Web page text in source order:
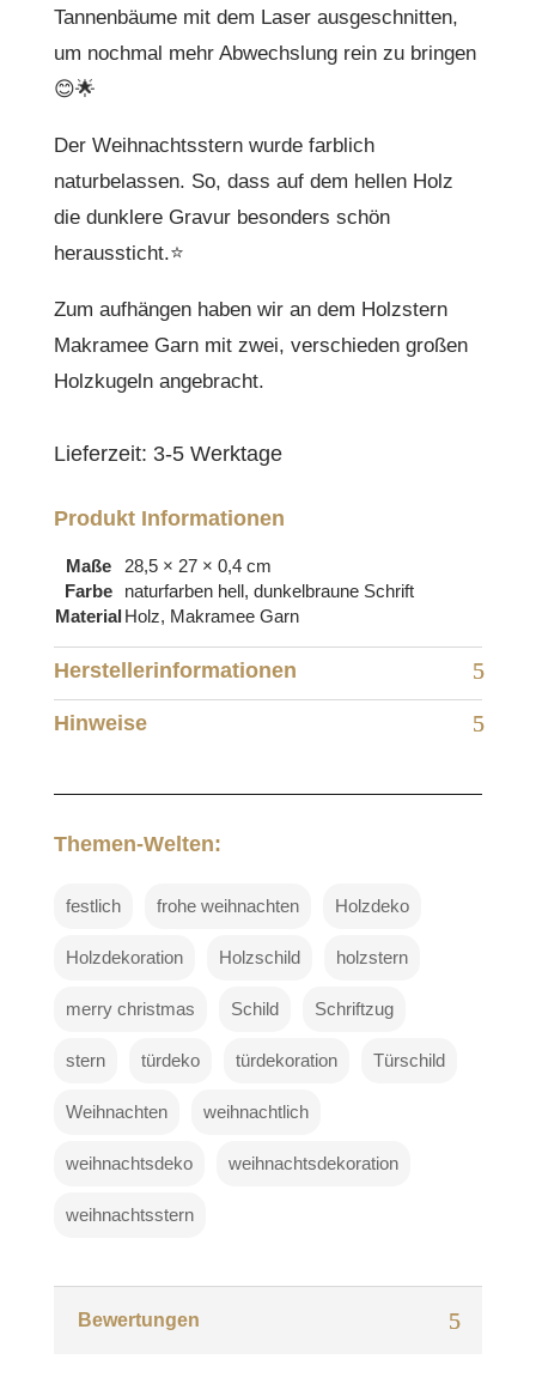
Tannenbäume mit dem Laser ausgeschnitten,
um nochmal mehr Abwechslung rein zu bringen
😊🌟
Der Weihnachtsstern wurde farblich
naturbelassen. So, dass auf dem hellen Holz
die dunklere Gravur besonders schön
heraussticht.⭐
Zum aufhängen haben wir an dem Holzstern
Makramee Garn mit zwei, verschieden großen
Holzkugeln angebracht.
Lieferzeit: 3-5 Werktage
Produkt Informationen
Maße
28,5 × 27 × 0,4 cm
Farbe
naturfarben hell, dunkelbraune Schrift
Material Holz, Makramee Garn
Herstellerinformationen
Hinweise
Themen-Welten:
festlich frohe weihnachten Holzdeko
Holzdekoration Holzschild holzstern
merry christmas Schild Schriftzug
stern türdeko türdekoration Türschild
Weihnachten weihnachtlich
weihnachtsdeko weihnachtsdekoration
weihnachtsstern
Bewertungen